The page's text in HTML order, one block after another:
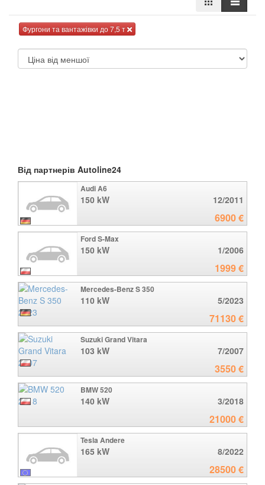
Фургони та вантажівки до 7,5 т
Від партнерів Autoline24
Audi A6
150 kW 12/2011
6900 €
Ford S-Max
150 kW 1/2006
1999 €
Mercedes-Benz S 350
110 kW 5/2023
71130 €
Suzuki Grand Vitara
103 kW 7/2007
3550 €
BMW 520
140 kW 3/2018
21000 €
Tesla Andere
165 kW 8/2022
28500 €